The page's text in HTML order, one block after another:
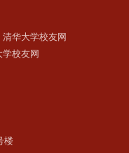
清华大学校友网
学校友网
楼